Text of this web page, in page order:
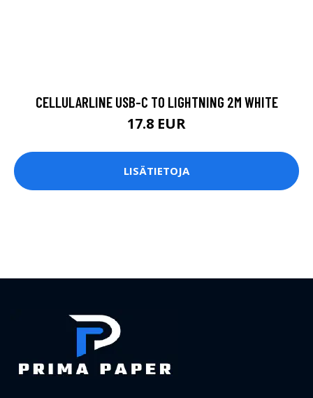
CELLULARLINE USB-C TO LIGHTNING 2M WHITE
17.8 EUR
LISÄTIETOJA